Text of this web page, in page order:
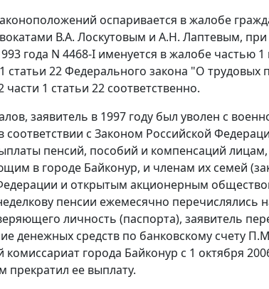
оспаривается в жалобе
В.А. Лоскутовым и А.Н. Лаптевым, при
года N 4468-I именуется в жалобе частью 1
статьи 22 Федерального закона "О
1 статьи 22 соответственно.
заявитель в 1997 году был уволен с
соответствии с Законом Российской
пенсий, пособий и компенсаций
в городе Байконур, и членам их семей
и открытым акционерным
пенсии ежемесячно перечислялись
личность (паспорта), заявитель
денежных средств по банковскому счету
города Байконур с 1 октября
прекратил ее выплату.